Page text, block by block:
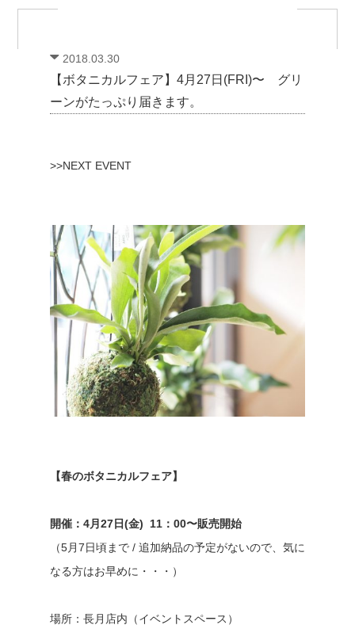
2018.03.30
【ボタニカルフェア】4月27日(FRI)〜 グリ
ーンがたっぷり届きます。
>>NEXT EVENT
【春のボタニカルフェア】
開催：4月27日(金) 11：00〜販売開始
（5月7日頃まで / 追加納品の予定がないので、気に
なる方はお早めに・・・）
場所：長月店内（イベントスペース）